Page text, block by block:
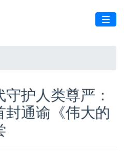
护人类尊严：
封通谕《伟大的